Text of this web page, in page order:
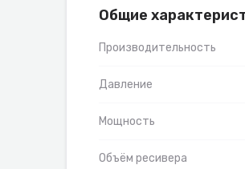
Общие
Производительность
Давление
Мощность
Объём ресивера